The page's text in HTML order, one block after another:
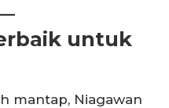
untuk
mantap, Niagawan